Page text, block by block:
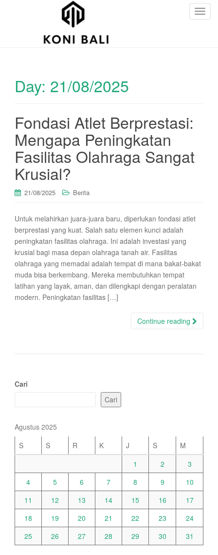
T
Day: 21/08/2025
Fondasi Atlet Berprestasi:
Mengapa Peningkatan
Fasilitas Olahraga Sangat
Krusial?
21/08/2025 Berita
Untuk melahirkan juara-juara baru, diperlukan fondasi atlet
berprestasi yang kuat. Salah satu elemen kunci adalah
peningkatan fasilitas olahraga. Ini adalah investasi yang
krusial bagi masa depan olahraga tanah air. Fasilitas
olahraga yang memadai adalah tempat di mana bakat-bakat
muda bisa berkembang. Mereka membutuhkan tempat
latihan yang layak, aman, dan dilengkapi dengan peralatan
modern. Peningkatan fasilitas […]
Continue reading
Cari
Cari
Agustus 2025
S
S R K J S
M
1
2
3
4
5 6 7 8 9
10
11
12 13 14 15 16
17
18
19 20 21 22 23
24
25
26 27 28 29 30 31